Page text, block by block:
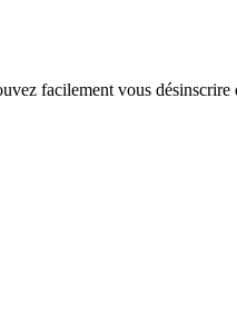
facilement vous